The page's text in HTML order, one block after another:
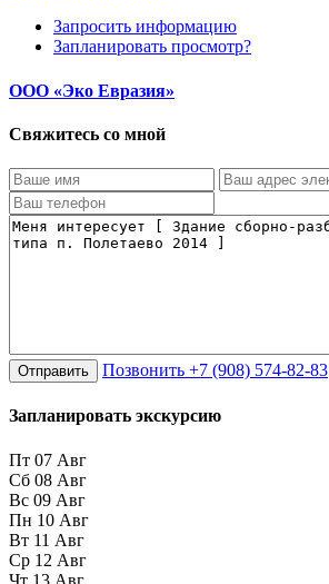
Запросить информацию
Запланировать просмотр?
ООО «Эко Евразия»
Свяжитесь со мной
Позвонить +7 (908) 574-82-83
Запланировать экскурсию
Пт 07 Авг
Сб 08 Авг
Вс 09 Авг
Пн 10 Авг
Вт 11 Авг
Ср 12 Авг
Чт 13 Авг